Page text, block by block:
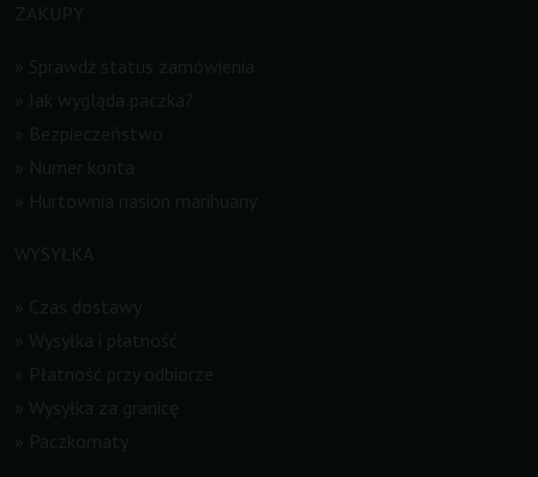
ZAKUPY
Sprawdź status zamówienia
Jak wygląda paczka?
Bezpieczeństwo
Numer konta
Hurtownia nasion marihuany
WYSYŁKA
Czas dostawy
Wysyłka i płatność
Płatność przy odbiorze
Wysyłka za granicę
Paczkomaty